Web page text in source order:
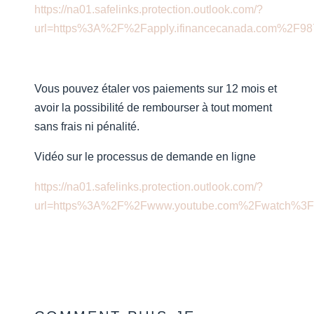
https://na01.safelinks.protection.outlook.com/?
Vous pouvez étaler vos paiements sur 12 mois et
avoir la possibilité de rembourser à tout moment
sans frais ni pénalité.
Vidéo sur le processus de demande en ligne
https://na01.safelinks.protection.outlook.com/?